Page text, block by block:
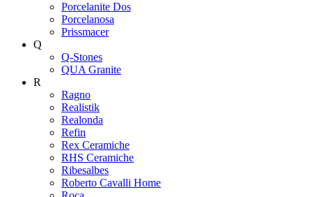
Porcelanite Dos
Porcelanosa
Prissmacer
Q
Q-Stones
QUA Granite
R
Ragno
Realistik
Realonda
Refin
Rex Ceramiche
RHS Ceramiche
Ribesalbes
Roberto Cavalli Home